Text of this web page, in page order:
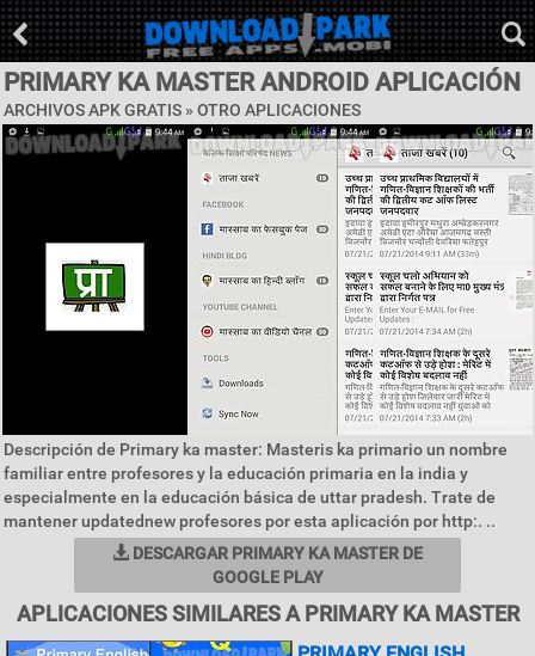
PRIMARY KA MASTER ANDROID APLICACIÓN
ARCHIVOS APK GRATIS » OTRO APLICACIONES
Descripción de Primary ka master: Masteris ka primario un nombre
familiar entre profesores y la educación primaria en la india y
especialmente en la educación básica de uttar pradesh. Trate de
mantener updatednew profesores por esta aplicación por http:. ..
DESCARGAR PRIMARY KA MASTER DE
GOOGLE PLAY
APLICACIONES SIMILARES A PRIMARY KA MASTER